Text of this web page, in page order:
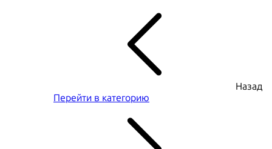
Назад
Перейти в категорию